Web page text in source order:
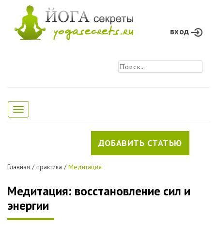
вход
Toggle
navigation
ДОБАВИТЬ СТАТЬЮ
Главная /практика /Медитация
Медитация: восстановление сил и
энергии